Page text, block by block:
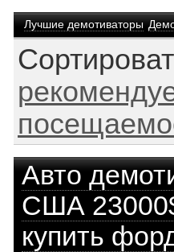
Лучшие демотиваторы
Авто
США
купить